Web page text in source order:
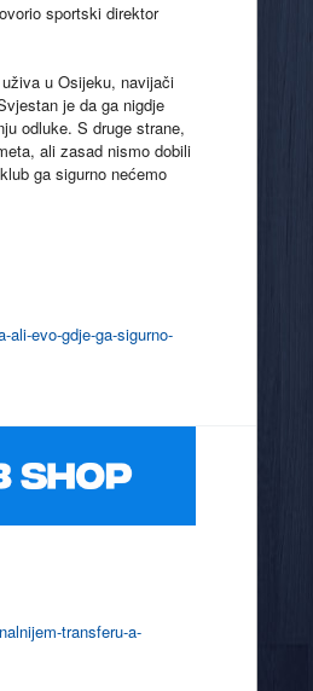
sportski direktor
u Osijeku, navijači
je da ga nigdje
odluke. S druge strane,
ali zasad nismo dobili
ga sigurno nećemo
evo-gdje-ga-sigurno-
transferu-a-